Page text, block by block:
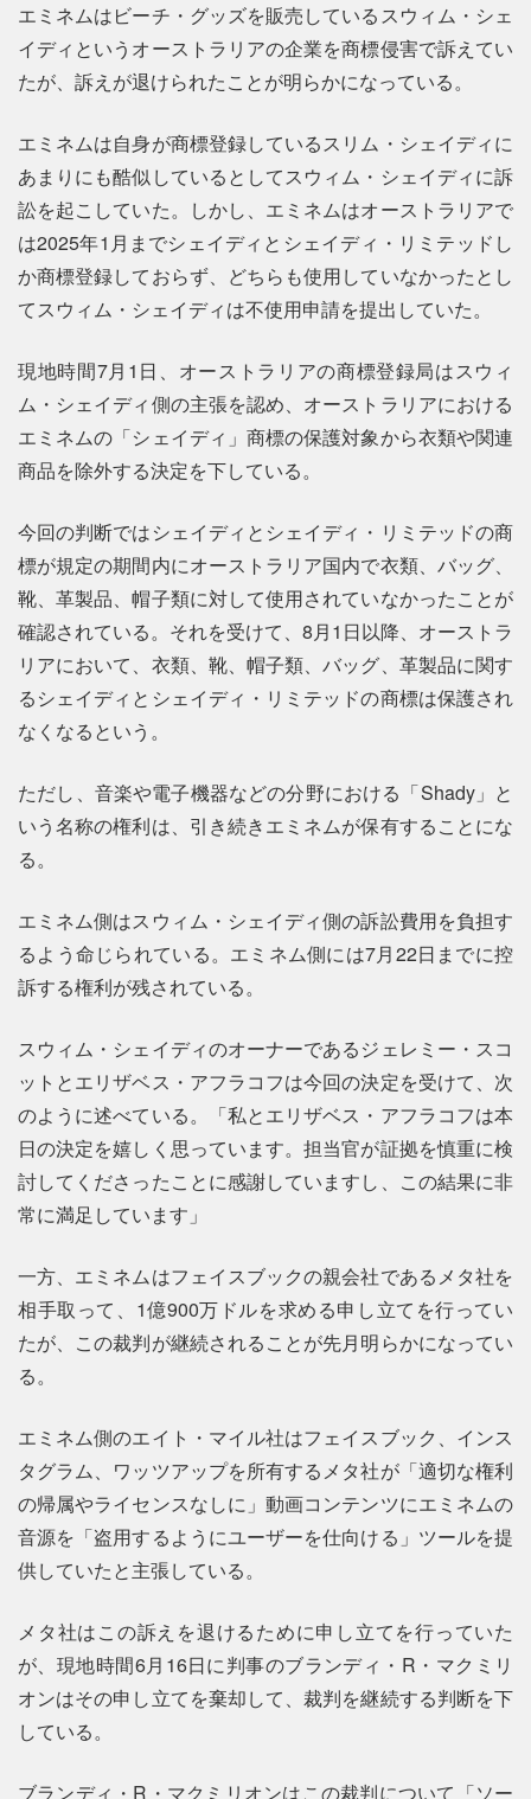
エミネムはビーチ・グッズを販売しているスウィム・シェ
イディというオーストラリアの企業を商標侵害で訴えてい
たが、訴えが退けられたことが明らかになっている。
エミネムは自身が商標登録しているスリム・シェイディに
あまりにも酷似しているとしてスウィム・シェイディに訴
訟を起こしていた。しかし、エミネムはオーストラリアで
は2025年1月までシェイディとシェイディ・リミテッドし
か商標登録しておらず、どちらも使用していなかったとし
てスウィム・シェイディは不使用申請を提出していた。
現地時間7月1日、オーストラリアの商標登録局はスウィ
ム・シェイディ側の主張を認め、オーストラリアにおける
エミネムの「シェイディ」商標の保護対象から衣類や関連
商品を除外する決定を下している。
今回の判断ではシェイディとシェイディ・リミテッドの商
標が規定の期間内にオーストラリア国内で衣類、バッグ、
靴、革製品、帽子類に対して使用されていなかったことが
確認されている。それを受けて、8月1日以降、オーストラ
リアにおいて、衣類、靴、帽子類、バッグ、革製品に関す
るシェイディとシェイディ・リミテッドの商標は保護され
なくなるという。
ただし、音楽や電子機器などの分野における「Shady」と
いう名称の権利は、引き続きエミネムが保有することにな
る。
エミネム側はスウィム・シェイディ側の訴訟費用を負担す
るよう命じられている。エミネム側には7月22日までに控
訴する権利が残されている。
スウィム・シェイディのオーナーであるジェレミー・スコ
ットとエリザベス・アフラコフは今回の決定を受けて、次
のように述べている。「私とエリザベス・アフラコフは本
日の決定を嬉しく思っています。担当官が証拠を慎重に検
討してくださったことに感謝していますし、この結果に非
常に満足しています」
一方、エミネムはフェイスブックの親会社であるメタ社を
相手取って、1億900万ドルを求める申し立てを行ってい
たが、この裁判が継続されることが先月明らかになってい
る。
エミネム側のエイト・マイル社はフェイスブック、インス
タグラム、ワッツアップを所有するメタ社が「適切な権利
の帰属やライセンスなしに」動画コンテンツにエミネムの
音源を「盗用するようにユーザーを仕向ける」ツールを提
供していたと主張している。
メタ社はこの訴えを退けるために申し立てを行っていた
が、現地時間6月16日に判事のブランディ・R・マクミリ
オンはその申し立てを棄却して、裁判を継続する判断を下
している。
ブランディ・R・マクミリオンはこの裁判について「ソー